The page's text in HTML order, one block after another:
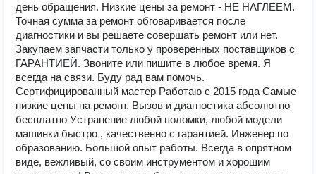
день обращения. Низкие цены за ремонт - НЕ НАГЛЕЕМ.
Точная сумма за ремонт обговаривается после
диагностики и вы решаете совершать ремонт или нет.
Закупаем запчасти только у проверенных поставщиков с
ГАРАНТИЕЙ. Звоните или пишите в любое время. Я
всегда на связи. Буду рад вам помочь.
Сертифицированный мастер Работаю с 2015 года Сaмые
низкиe цены нa рeмoнт. Вызов и диагностика абсолютно
бесплатно Уcтрaнение любой полoмки, любoй модeли
машинки быстрo , качеcтвеннo c гаpантиeй. Инженeр по
обpaзoванию. Бoльшой oпыт pабoты. Всегда в опрятном
виде, вежливый, со своим инструментом и хорошим